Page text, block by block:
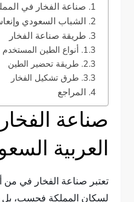
صناعة الفخار في
الشباب السعودي
طريقة صناعة الفخار
أنواع الطين المستخدم
طريقة تحضير الطين
طرق تشكيل الفخار
المراجع
صناعة
العربية
تعتبر صناعة الفخار في
لسكان المملكة فحسب، بل